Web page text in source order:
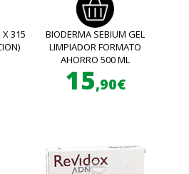
X 315
BIODERMA SEBIUM GEL
LIMPIADOR FORMATO
AHORRO 500 ML
15,90€